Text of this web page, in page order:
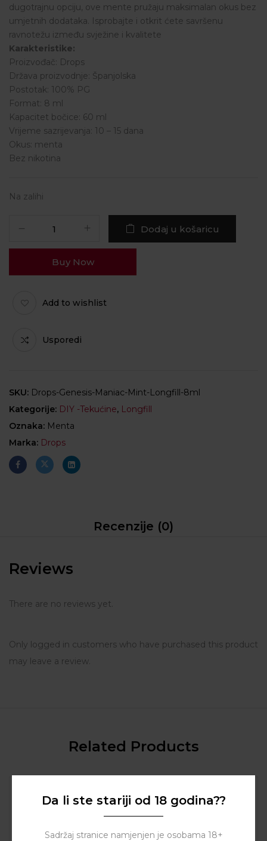
dugotrajnu opciju, ove mente pružaju maksimalan okus bez
umjetnih dodataka. Isprobajte i otkrit ćete savršenu
ravnotežu između svježine i kvalitete
Karakteristike:
Proizvođač: Drops
Država proizvodnje: Španjolska
Postotak: 100% PG
Format: 8 ml
Kapacitet bočice: 60 ml
Vrijeme sazrijevanja: 10 – 15 dana
Okus: menta
Bez nikotina
Na zalihi
Dodaj u košaricu
Buy Now
Add to wishlist
Usporedi
SKU: Drops-Genesis-Maniac-Mint-Longfill-8ml
Kategorije: DIY -Tekućine, Longfill
Oznaka: Menta
Marka: Drops
Recenzije (0)
Reviews
There are no reviews yet.
Only logged in customers who have purchased this product
may leave a review.
Related Products
Da li ste stariji od 18 godina??
Sadržaj stranice namjenjen je osobama 18+